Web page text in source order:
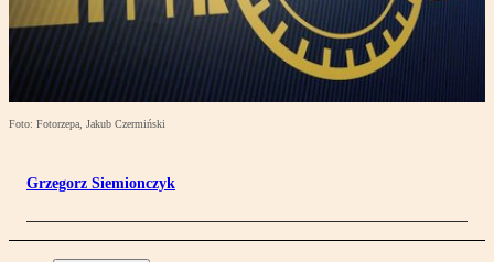
Foto: Fotorzepa, Jakub Czermiński
Grzegorz Siemionczyk